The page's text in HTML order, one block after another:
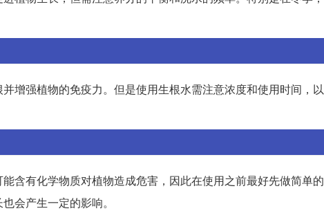
增强植物的免疫力。但是使用生根水需注意浓度和使用时间，以
含有化学物质对植物造成危害，因此在使用之前最好先做简单的
会产生一定的影响。